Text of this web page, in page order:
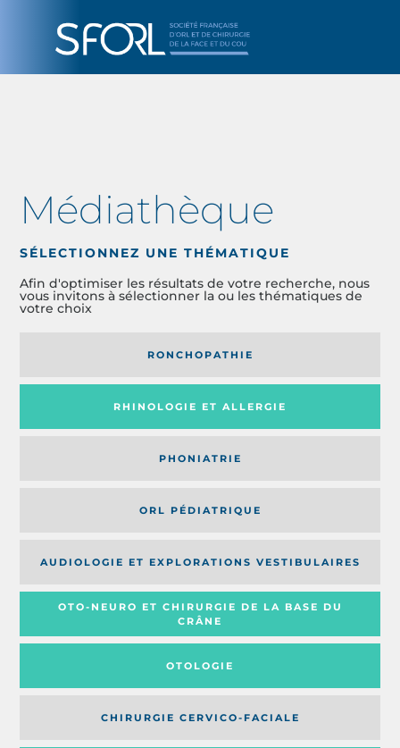
Médiathèque
SÉLECTIONNEZ UNE THÉMATIQUE
Afin d'optimiser les résultats de votre recherche, nous
vous invitons à sélectionner la ou les thématiques de
votre choix
RONCHOPATHIE
RHINOLOGIE ET ALLERGIE
PHONIATRIE
ORL PÉDIATRIQUE
AUDIOLOGIE ET EXPLORATIONS VESTIBULAIRES
OTO-NEURO ET CHIRURGIE DE LA BASE DU
CRÂNE
OTOLOGIE
CHIRURGIE CERVICO-FACIALE